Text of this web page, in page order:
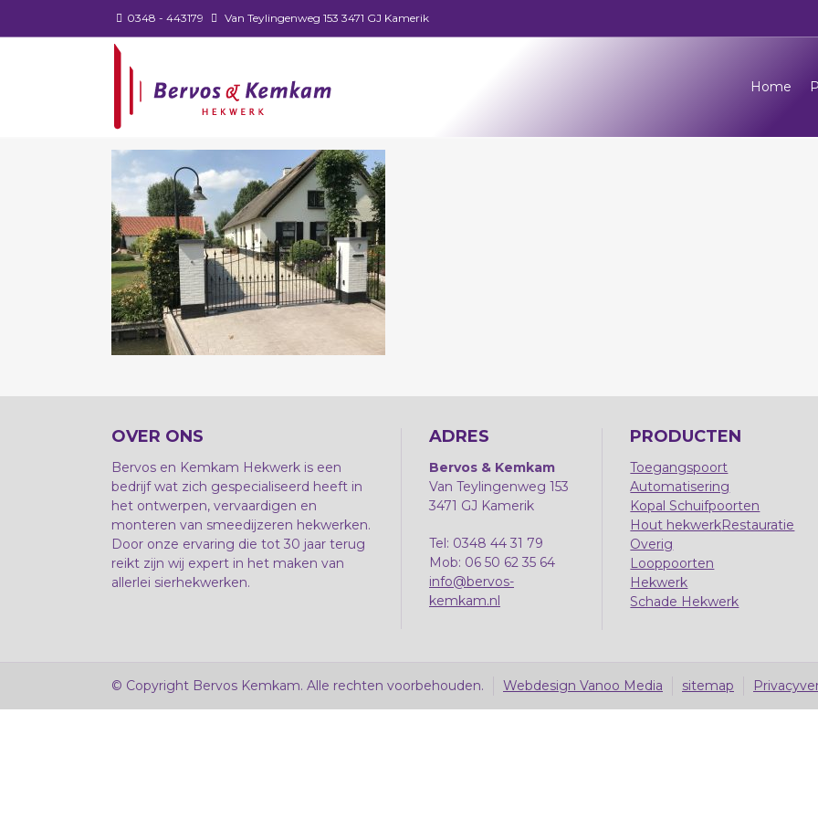
0348 - 443179 Van Teylingenweg 153 3471 GJ Kamerik
Home
OVER ONS
Bervos en Kemkam Hekwerk is een
bedrijf wat zich gespecialiseerd heeft in
het ontwerpen, vervaardigen en
monteren van smeedijzeren hekwerken.
Door onze ervaring die tot 30 jaar terug
reikt zijn wij expert in het maken van
allerlei sierhekwerken.
ADRES
Bervos & Kemkam
Van Teylingenweg 153
3471 GJ Kamerik
Tel: 0348 44 31 79
Mob: 06 50 62 35 64
info@bervos-
kemkam.nl
PRODUCTEN
Toegangspoort
Automatisering
Kopal Schuifpoorten
Hout hekwerkRestauratie
Overig
Looppoorten
Hekwerk
Schade Hekwerk
© Copyright Bervos Kemkam. Alle rechten voorbehouden. Webdesign Vanoo Media sitemap